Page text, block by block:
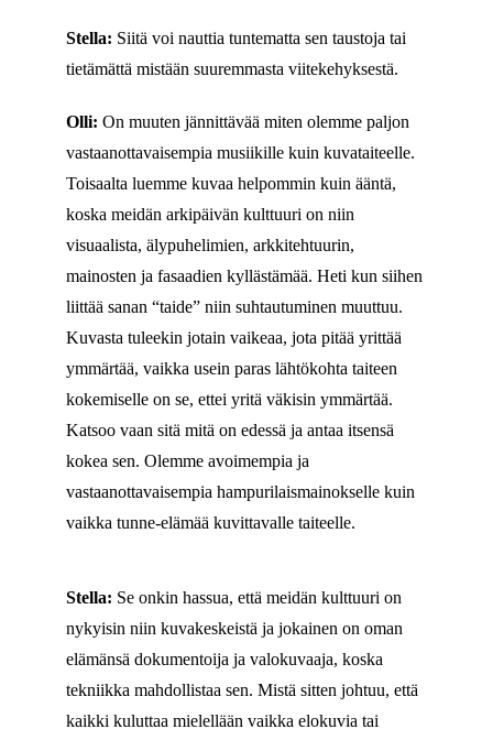
Stella: Siitä voi nauttia tuntematta sen taustoja tai
tietämättä mistään suuremmasta viitekehyksestä.
Olli: On muuten jännittävää miten olemme paljon
vastaanottavaisempia musiikille kuin kuvataiteelle.
Toisaalta luemme kuvaa helpommin kuin ääntä,
koska meidän arkipäivän kulttuuri on niin
visuaalista, älypuhelimien, arkkitehtuurin,
mainosten ja fasaadien kyllästämää. Heti kun siihen
liittää sanan “taide” niin suhtautuminen muuttuu.
Kuvasta tuleekin jotain vaikeaa, jota pitää yrittää
ymmärtää, vaikka usein paras lähtökohta taiteen
kokemiselle on se, ettei yritä väkisin ymmärtää.
Katsoo vaan sitä mitä on edessä ja antaa itsensä
kokea sen. Olemme avoimempia ja
vastaanottavaisempia hampurilaismainokselle kuin
vaikka tunne-elämää kuvittavalle taiteelle.
Stella: Se onkin hassua, että meidän kulttuuri on
nykyisin niin kuvakeskeistä ja jokainen on oman
elämänsä dokumentoija ja valokuvaaja, koska
tekniikka mahdollistaa sen. Mistä sitten johtuu, että
kaikki kuluttaa mielellään vaikka elokuvia tai